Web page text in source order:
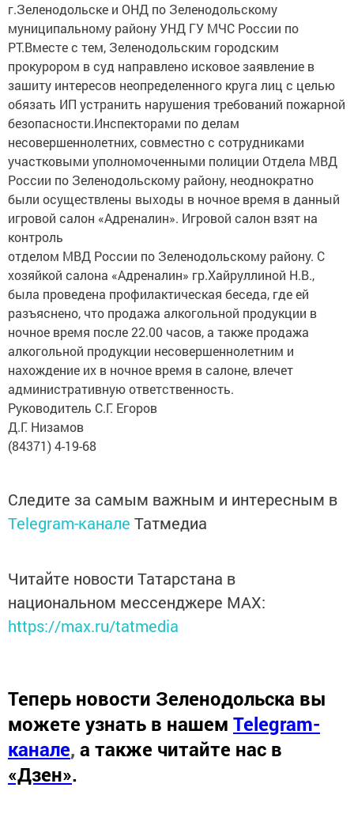
г.Зеленодольске и ОНД по Зеленодольскому
муниципальному району УНД ГУ МЧС России по
РТ.Вместе с тем, Зеленодольским городским
прокурором в суд направлено исковое заявление в
зашиту интересов неопределенного круга лиц с целью
обязать ИП устранить нарушения требований пожарной
безопасности.Инспекторами по делам
несовершеннолетних, совместно с сотрудниками
участковыми уполномоченными полиции Отдела МВД
России по Зеленодольскому району, неоднократно
были осуществлены выходы в ночное время в данный
игровой салон «Адреналин». Игровой салон взят на
контроль
отделом МВД России по Зеленодольскому району. С
хозяйкой салона «Адреналин» гр.Хайруллиной Н.В.,
была проведена профилактическая беседа, где ей
разъяснено, что продажа алкогольной продукции в
ночное время после 22.00 часов, а также продажа
алкогольной продукции несовершеннолетним и
нахождение их в ночное время в салоне, влечет
административную ответственность.
Руководитель С.Г. Егоров
Д.Г. Низамов
(84371) 4-19-68
Следите за самым важным и интересным в
Telegram-канале Татмедиа
Читайте новости Татарстана в
национальном мессенджере MАХ:
https://max.ru/tatmedia
Теперь новости Зеленодольска вы
можете узнать в нашем Telegram-
канале, а также читайте нас в
«Дзен».